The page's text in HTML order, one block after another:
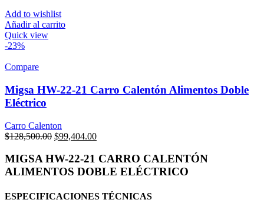
Add to wishlist
Añadir al carrito
Quick view
-23%
Compare
Migsa HW-22-21 Carro Calentón Alimentos Doble
Eléctrico
Carro Calenton
$128,500.00 Original
was:
$128,500.00.
$99,404.00Current
is:
$99,404.00.
MIGSA HW-22-21 CARRO CALENTÓN
ALIMENTOS DOBLE ELÉCTRICO
ESPECIFICACIONES TÉCNICAS